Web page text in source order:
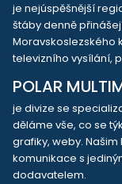
je nejúspěšnější
štáby denně
Moravskoslezského
televizního vysílání,
POLAR
je divize se
děláme vše, co se
grafiky, weby.
komunikace s
dodavatelem.